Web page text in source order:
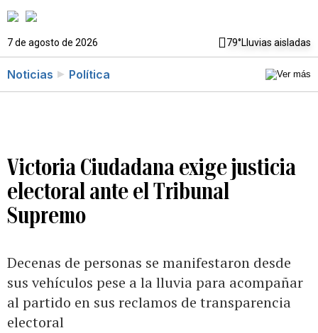
7 de agosto de 2026 79°Lluvias aisladas
Noticias Política
Victoria Ciudadana exige justicia
electoral ante el Tribunal
Supremo
Decenas de personas se manifestaron desde
sus vehículos pese a la lluvia para acompañar
al partido en sus reclamos de transparencia
electoral